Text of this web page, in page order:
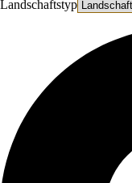
Landschaftstyp